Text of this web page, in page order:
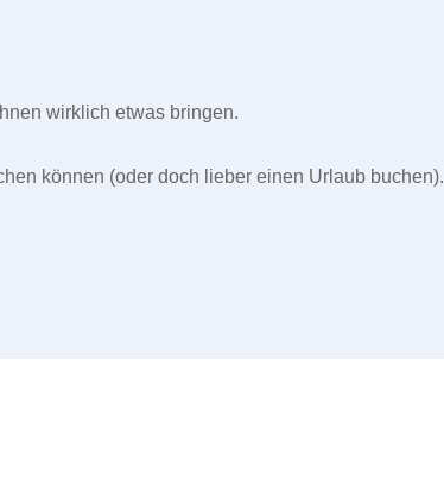
wirklich etwas bringen.
können (oder doch lieber einen Urlaub buchen).